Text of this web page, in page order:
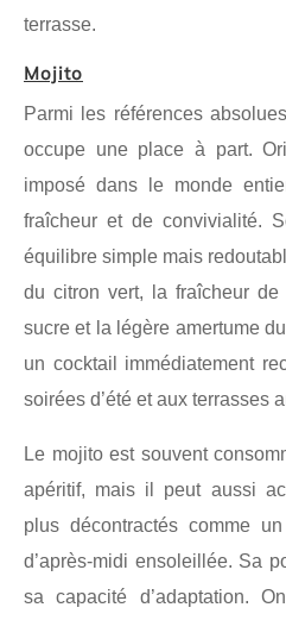
terrasse.
Mojito
Parmi les références
occupe une place à part.
imposé dans le monde
fraîcheur et de convivialité.
équilibre simple mais
du citron vert, la fraîcheur
sucre et la légère amertume
un cocktail immédiatement
soirées d’été et aux terrasses
Le mojito est souvent
apéritif, mais il peut aussi
plus décontractés comme
d’après-midi ensoleillée. Sa
sa capacité d’adaptation.